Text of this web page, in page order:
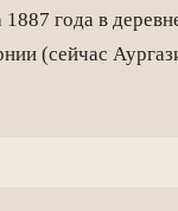
года в
(сейчас